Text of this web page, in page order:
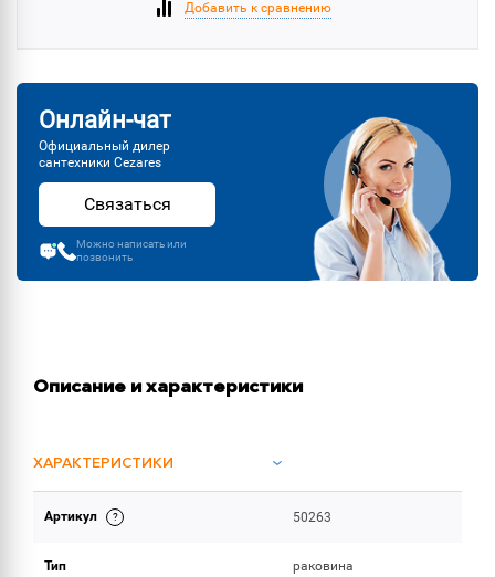
Добавить к сравнению
Онлайн-чат
Официальный дилер
сантехники Cezares
Связаться
Можно написать или
позвонить
Описание и характеристики
ХАРАКТЕРИСТИКИ
ОБЪЕМ ПОСТАВКИ
Артикул 50263
Тип раковина